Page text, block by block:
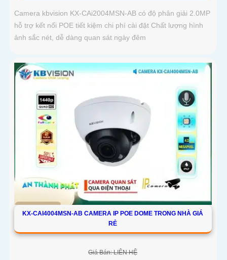
Camera kbvision KX-CAi2004MSN-AB có độ phân giải 2.0MP
hỗ trợ kết nối POE tiết kiệm chi phí cài đặt Chất lượng hình
ảnh sắc nét, dễ dàng quan sát ngày đêm
KX-CAI4004MSN-AB CAMERA IP POE DOME TRONG NHÀ GIÁ
RẺ
Giá Bán: LIÊN HỆ